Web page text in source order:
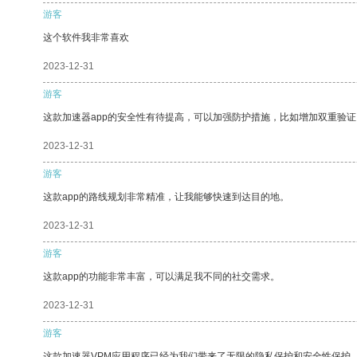
游客
这个软件我非常喜欢
2023-12-31
游客
这款加速器app的安全性有待提高，可以加强防护措施，比如增加双重验
2023-12-31
游客
这款app的路线规划非常精准，让我能够快速到达目的地。
2023-12-31
游客
这款app的功能非常丰富，可以满足我不同的社交需求。
2023-12-31
游客